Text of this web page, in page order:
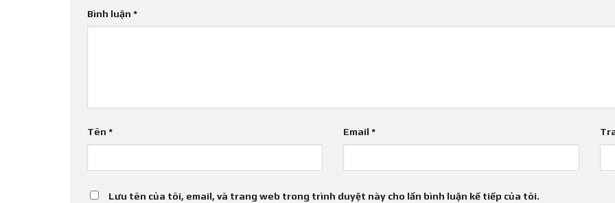
Bình luận *
Tên * Email*
Lưu tên của tôi, email, và trang web trong trình duyệt này cho lần bình luận kế tiếp của tôi.